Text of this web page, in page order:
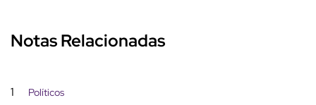
Notas Relacionadas
1 Políticos